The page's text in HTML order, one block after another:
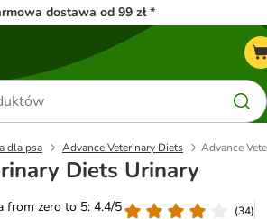
dostawa od 99 zł *
dla psa Advance Veterinary Diets Advance
Diets Urinary
from zero to 5: 4.4/5
(34)